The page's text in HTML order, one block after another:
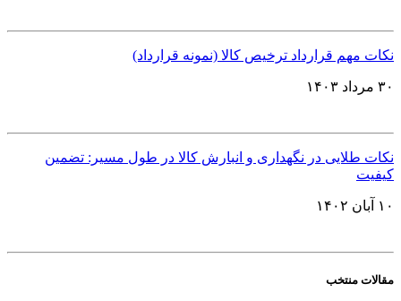
نکات مهم قرارداد ترخیص کالا (نمونه قرارداد)
۳۰ مرداد ۱۴۰۳
نکات طلایی در نگهداری و انبارش کالا در طول مسیر: تضمین
کیفیت
۱۰ آبان ۱۴۰۲
مقالات منتخب